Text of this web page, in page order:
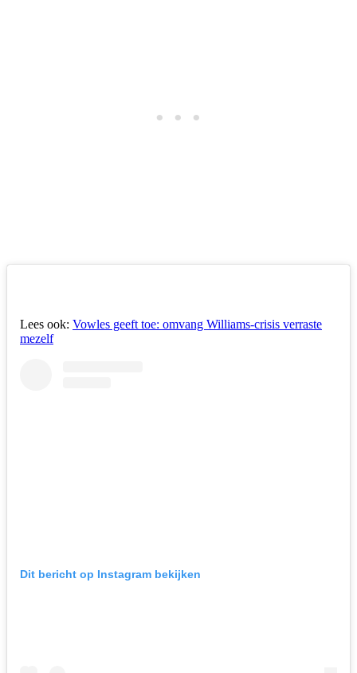
Lees ook: Vowles geeft toe: omvang Williams-crisis verraste
mezelf
Dit bericht op Instagram bekijken